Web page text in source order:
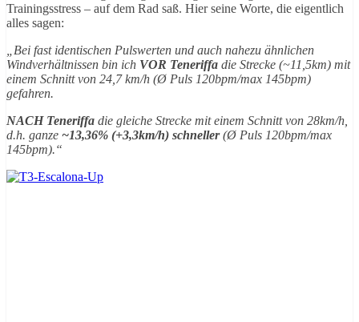
Trainingsstress – auf dem Rad saß. Hier seine Worte, die eigentlich
alles sagen:
„Bei fast identischen Pulswerten und auch nahezu ähnlichen
Windverhältnissen bin ich VOR Teneriffa die Strecke (~11,5km) mit
einem Schnitt von 24,7 km/h (Ø Puls 120bpm/max 145bpm)
gefahren.
NACH Teneriffa die gleiche Strecke mit einem Schnitt von 28km/h,
d.h. ganze ~13,36% (+3,3km/h) schneller(Ø Puls 120bpm/max
145bpm).“